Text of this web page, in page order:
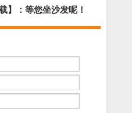
】：等您坐沙发呢！